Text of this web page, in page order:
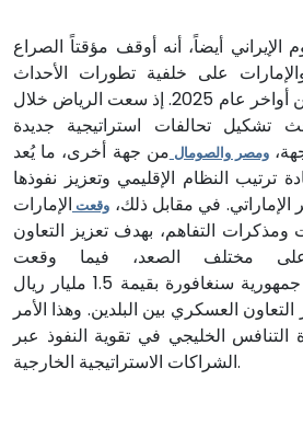
الإيراني أيضاً، أنه أوقف مؤقتاً الصراع
على خلفية تطورات الأحداث
العسكرية في جنوب اليمن أواخر عام 2025. إذ سعت الرياض خلال
تشكيل تحالفات استراتيجية جديدة
ومصر والصومال من جهة أخرى، ما يُعد
ترتيب النظام الإقليمي وتعزيز نفوذها
الإماراتي. في مقابل ذلك، وقعت الإمارات
ومذكرات التفاهم، بهدف تعزيز التعاون
مختلف الصعد، فيما وقعت
دفاعية مع جمهورية سنغافورة بقيمة 1.5 مليار ريال
العسكري بين البلدين. وهذا الأمر
الخليجي في تقوية النفوذ عبر
الشراكات الاستراتيجية الخارجية.